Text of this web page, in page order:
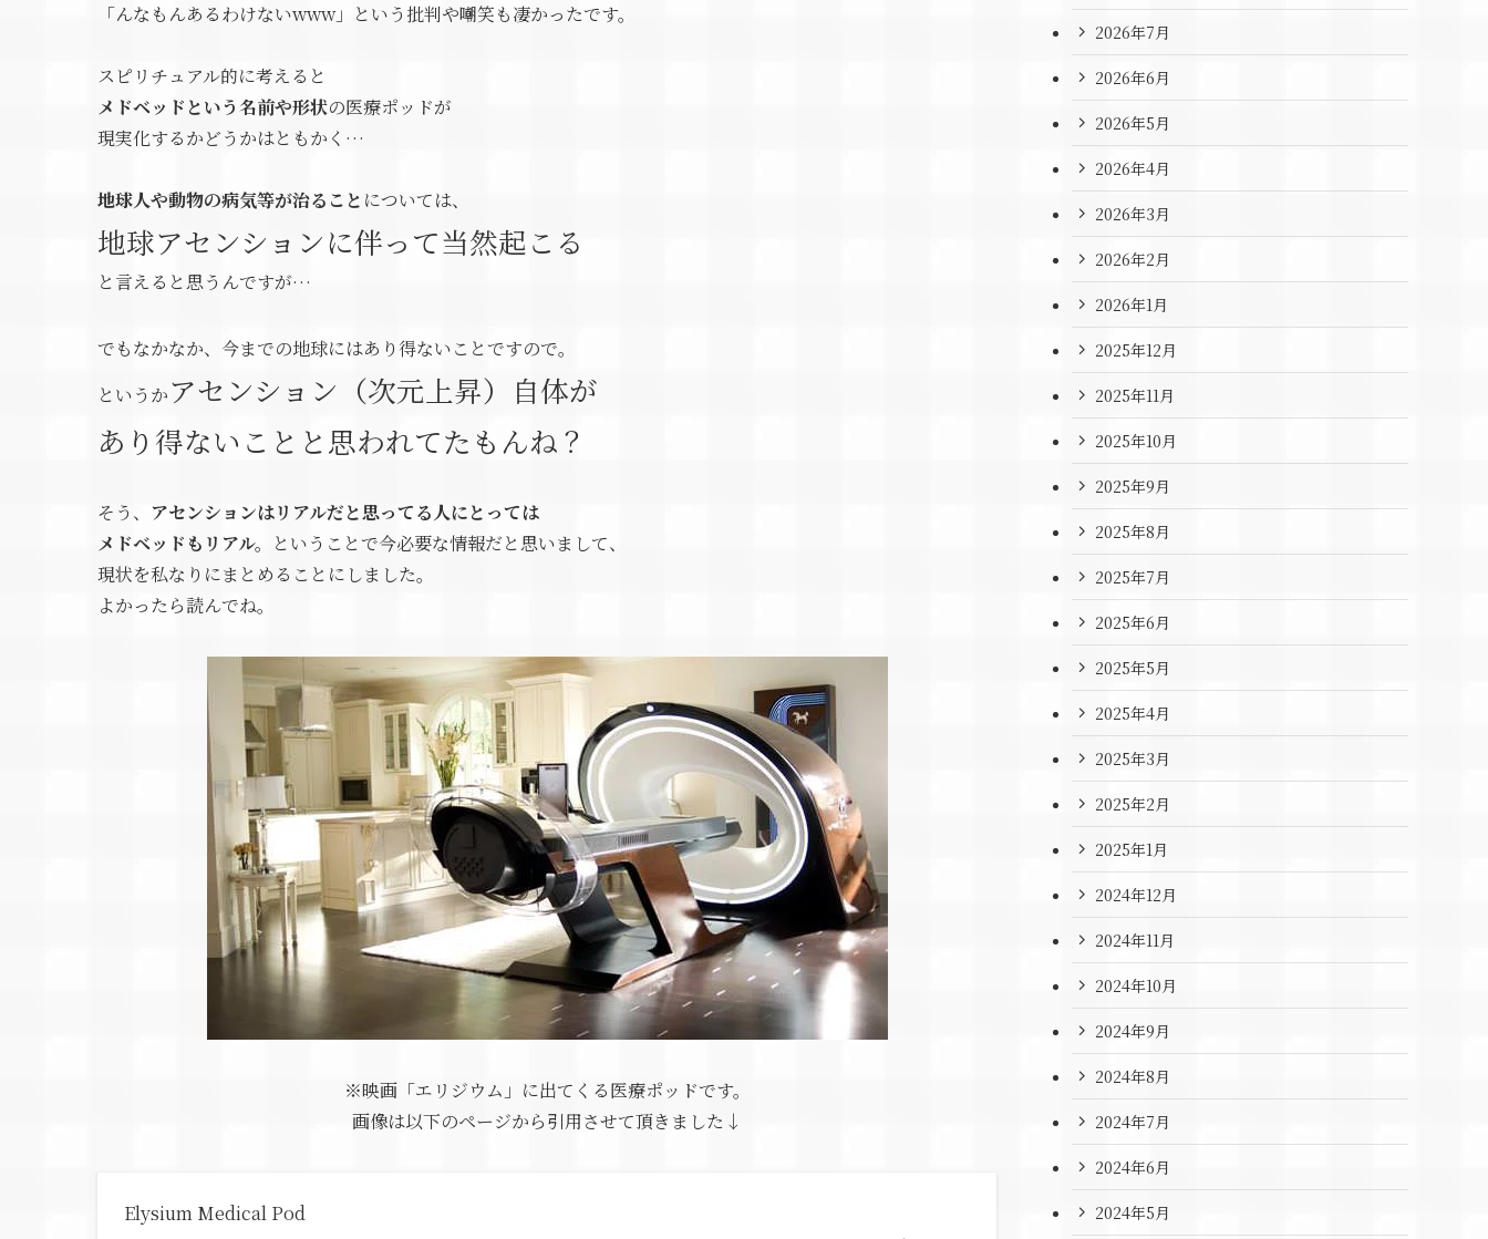
「んなもんあるわけないwww」という批判や嘲笑も凄かったです。
スピリチュアル的に考えると
メドベッドという名前や形状の医療ポッドが
現実化するかどうかはともかく…
地球人や動物の病気等が治ること については、
地球アセンションに伴って当然起こる
と言えると思うんですが…
でもなかなか、今までの地球にはあり得ないことですので。
というかアセンション（次元上昇）自体が
あり得ないことと思われてたもんね？
そう、 アセンションはリアルだと思ってる人にとっては
メドベッドもリアル。
ということで今必要な情報だと思いまして、
現状を私なりにまとめることにしました。
よかったら読んでね。
※映画「エリジウム」に出てくる医療ポッドです。
画像は以下のページから引用させて頂きました↓
Elysium Medical Pod
2026年7月
2026年6月
2026年5月
2026年4月
2026年3月
2026年2月
2026年1月
2025年12月
2025年11月
2025年10月
2025年9月
2025年8月
2025年7月
2025年6月
2025年5月
2025年4月
2025年3月
2025年2月
2025年1月
2024年12月
2024年11月
2024年10月
2024年9月
2024年8月
2024年7月
2024年6月
2024年5月